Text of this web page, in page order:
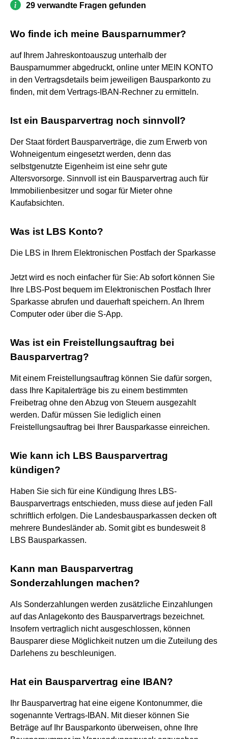
29 verwandte Fragen gefunden
Wo finde ich meine Bausparnummer?
auf Ihrem Jahreskontoauszug unterhalb der
Bausparnummer abgedruckt, online unter MEIN KONTO
in den Vertragsdetails beim jeweiligen Bausparkonto zu
finden, mit dem Vertrags-IBAN-Rechner zu ermitteln.
Ist ein Bausparvertrag noch sinnvoll?
Der Staat fördert Bausparverträge, die zum Erwerb von
Wohneigentum eingesetzt werden, denn das
selbstgenutzte Eigenheim ist eine sehr gute
Altersvorsorge. Sinnvoll ist ein Bausparvertrag auch für
Immobilienbesitzer und sogar für Mieter ohne
Kaufabsichten.
Was ist LBS Konto?
Die LBS in Ihrem Elektronischen Postfach der Sparkasse
Jetzt wird es noch einfacher für Sie: Ab sofort können Sie
Ihre LBS-Post bequem im Elektronischen Postfach Ihrer
Sparkasse abrufen und dauerhaft speichern. An Ihrem
Computer oder über die S-App.
Was ist ein Freistellungsauftrag bei
Bausparvertrag?
Mit einem Freistellungsauftrag können Sie dafür sorgen,
dass Ihre Kapitalerträge bis zu einem bestimmten
Freibetrag ohne den Abzug von Steuern ausgezahlt
werden. Dafür müssen Sie lediglich einen
Freistellungsauftrag bei Ihrer Bausparkasse einreichen.
Wie kann ich LBS Bausparvertrag
kündigen?
Haben Sie sich für eine Kündigung Ihres LBS-
Bausparvertrags entschieden, muss diese auf jeden Fall
schriftlich erfolgen. Die Landesbausparkassen decken oft
mehrere Bundesländer ab. Somit gibt es bundesweit 8
LBS Bausparkassen.
Kann man Bausparvertrag
Sonderzahlungen machen?
Als Sonderzahlungen werden zusätzliche Einzahlungen
auf das Anlagekonto des Bausparvertrags bezeichnet.
Insofern vertraglich nicht ausgeschlossen, können
Bausparer diese Möglichkeit nutzen um die Zuteilung des
Darlehens zu beschleunigen.
Hat ein Bausparvertrag eine IBAN?
Ihr Bausparvertrag hat eine eigene Kontonummer, die
sogenannte Vertrags-IBAN. Mit dieser können Sie
Beträge auf Ihr Bausparkonto überweisen, ohne Ihre